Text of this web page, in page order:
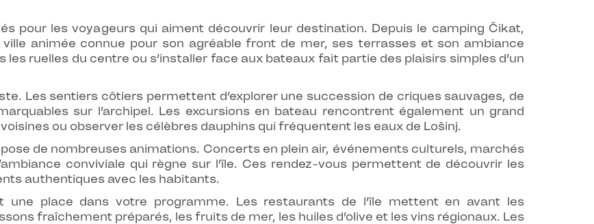
pour les voyageurs qui aiment découvrir leur destination. Depuis le camping Čikat,
animée connue pour son agréable front de mer, ses terrasses et son ambiance
ruelles du centre ou s’installer face aux bateaux fait partie des plaisirs simples d’un
Les sentiers côtiers permettent d’explorer une succession de criques sauvages, de
sur l’archipel. Les excursions en bateau rencontrent également un grand
ou observer les célèbres dauphins qui fréquentent les eaux de Lošinj.
de nombreuses animations. Concerts en plein air, événements culturels, marchés
conviviale qui règne sur l’île. Ces rendez-vous permettent de découvrir les
authentiques avec les habitants.
une place dans votre programme. Les restaurants de l’île mettent en avant les
fraîchement préparés, les fruits de mer, les huiles d’olive et les vins régionaux. Les